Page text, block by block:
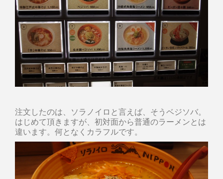
注文したのは、ソラノイロと言えば、そうベジソバ。
はじめて頂きますが、初対面から普通のラーメンとは
違います。何となくカラフルです。